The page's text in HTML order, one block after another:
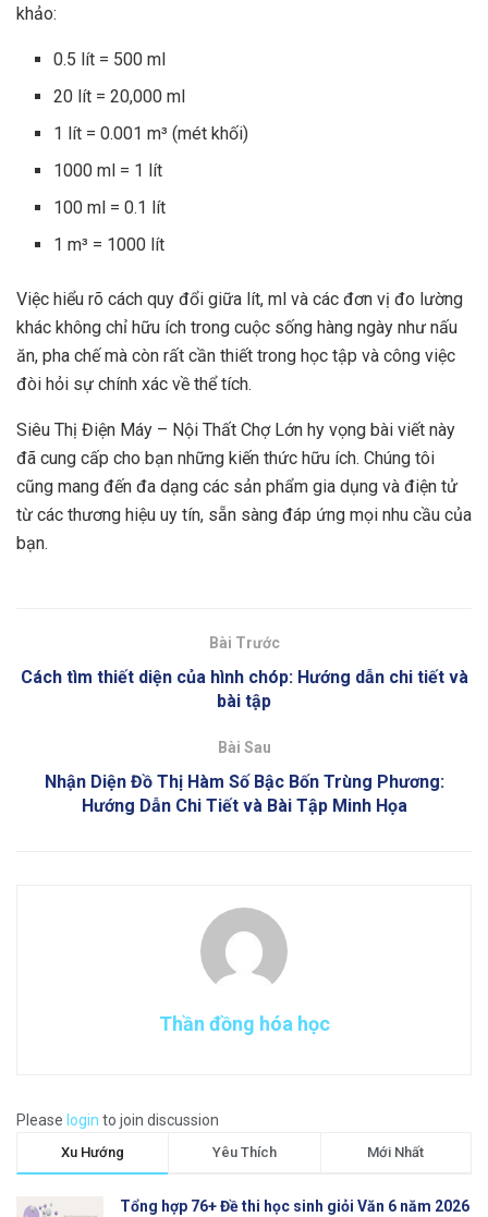
khảo:
0.5 lít = 500 ml
20 lít = 20,000 ml
1 lít = 0.001 m³ (mét khối)
1000 ml = 1 lít
100 ml = 0.1 lít
1 m³ = 1000 lít
Việc hiểu rõ cách quy đổi giữa lít, ml và các đơn vị đo lường
khác không chỉ hữu ích trong cuộc sống hàng ngày như nấu
ăn, pha chế mà còn rất cần thiết trong học tập và công việc
đòi hỏi sự chính xác về thể tích.
Siêu Thị Điện Máy – Nội Thất Chợ Lớn hy vọng bài viết này
đã cung cấp cho bạn những kiến thức hữu ích. Chúng tôi
cũng mang đến đa dạng các sản phẩm gia dụng và điện tử
từ các thương hiệu uy tín, sẵn sàng đáp ứng mọi nhu cầu của
bạn.
Bài Trước
Cách tìm thiết diện của hình chóp: Hướng dẫn chi tiết và
bài tập
Bài Sau
Nhận Diện Đồ Thị Hàm Số Bậc Bốn Trùng Phương:
Hướng Dẫn Chi Tiết và Bài Tập Minh Họa
Thần đồng hóa học
Please login to join discussion
Xu Hướng Yêu Thích Mới Nhất
Tổng hợp 76+ Đề thi học sinh giỏi Văn 6 năm 2026